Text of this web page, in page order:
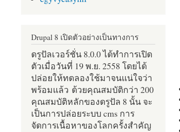
Drupal 8 เปิดตัวอย่างเป็นทางการ
ดรูปัลเวอร์ชั่น 8.0.0 ได้ทำการเปิด
ตัวเมื่อวันที่ 19 พ.ย. 2558 โดยได้
ปล่อยให้ทดลองใช้มาจนแน่ใจว่า
พร้อมแล้ว ด้วยคุณสมบัติกว่า 200
คุณสมบัติหลักของดรูปัล 8 นั้น จะ
เป็นการปล่อยระบบ cms การ
จัดการเนื้อหาของโลกครั้งสำคัญ